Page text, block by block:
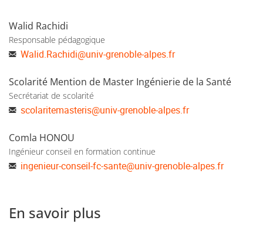
Walid Rachidi
Responsable pédagogique
Walid.Rachidi@univ-grenoble-alpes.fr
Scolarité Mention de Master Ingénierie de la Santé
Secrétariat de scolarité
scolaritemasteris@univ-grenoble-alpes.fr
Comla HONOU
Ingénieur conseil en formation continue
ingenieur-conseil-fc-sante@univ-grenoble-alpes.fr
En savoir plus